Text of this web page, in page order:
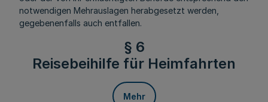
notwendigen Mehrauslagen herabgesetzt werden,
gegebenenfalls auch entfallen.
§ 6
Reisebeihilfe für Heimfahrten
Mehr